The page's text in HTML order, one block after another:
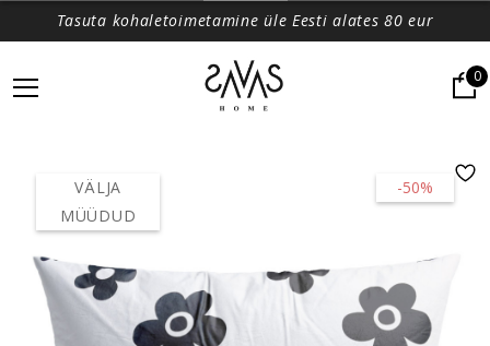
Tasuta kohaletoimetamine üle Eesti alates 80 eur
0
-50%
VÄLJA
MÜÜDUD